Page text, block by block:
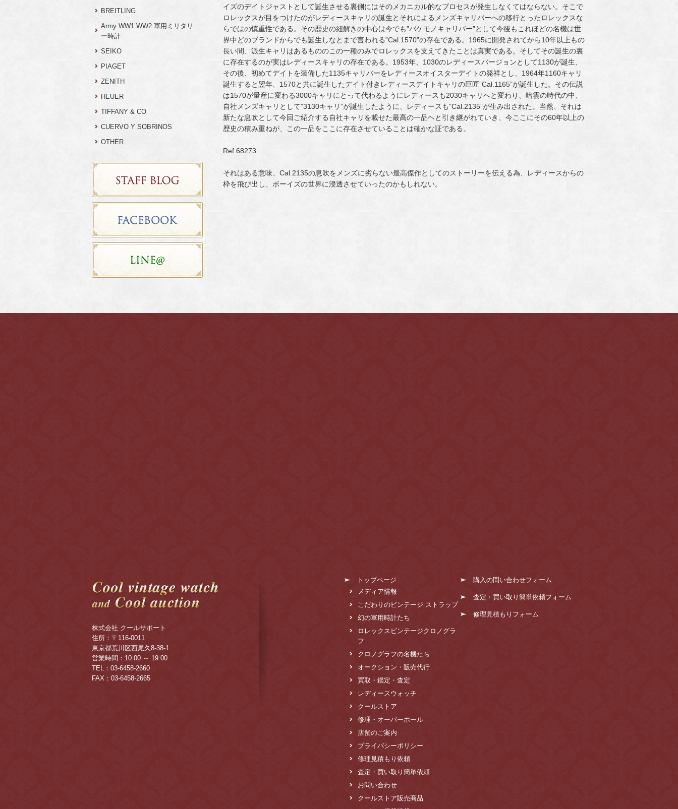
イズのデイトジャストとして誕生させる裏側にはそのメカニカル的なプロセスが発生しなくてはならない。そこで
ロレックスが目をつけたのがレディースキャリの誕生とそれによるメンズキャリバーへの移行とったロレックスな
らではの慎重性である。その歴史の紐解きの中心は今でも”バケモノキャリバー”として今後もこれほどの名機は世
界中どのブランドからでも誕生しなとまで言われる”Cal.1570”の存在である。1965に開発されてから10年以上もの
長い間、派生キャリはあるもののこの一種のみでロレックスを支えてきたことは真実である。そしてその誕生の裏
に存在するのが実はレディースキャリの存在である。1953年、1030のレディースバージョンとして1130が誕生、
その後、初めてデイトを装備した1135キャリバーをレディースオイスターデイトの発祥とし、1964年1160キャリ
誕生すると翌年、1570と共に誕生したデイト付きレディースデイトキャリの巨匠”Cal.1165”が誕生した。その伝説
は1570が量産に変わる3000キャリにとって代わるようにレディースも2030キャリへと変わり、暗雲の時代の中、
自社メンズキャリとして”3130キャリ”が誕生したように、レディースも”Cal.2135”が生み出された。当然、それは
新たな息吹として今回ご紹介する自社キャリを載せた最高の一品ヘと引き継がれていき、今ここにその60年以上の
歴史の積み重ねが、この一品をここに存在させていることは確かな証である。
Ref.68273
それはある意味、Cal.2135の息吹をメンズに劣らない最高傑作としてのストーリーを伝える為、レディースからの
枠を飛び出し、ボーイズの世界に浸透させていったのかもしれない。
BREITLING
Army WW1.WW2 軍用ミリタリ
ー時計
SEIKO
PIAGET
ZENITH
HEUER
TIFFANY & CO
CUERVO Y SOBRINOS
OTHER
株式会社 クールサポート
住所：〒116-0011
東京都荒川区西尾久8-38-1
営業時間：10:00 ～ 19:00
TEL：03-6458-2660
FAX：03-6458-2665
トップページ
メディア情報
こだわりのビンテージ ストラップ
幻の軍用時計たち
ロレックスビンテージクロノグラ
フ
クロノグラフの名機たち
オークション・販売代行
買取・鑑定・査定
レディースウォッチ
クールストア
修理・オーバーホール
店舗のご案内
プライバシーポリシー
修理見積もり依頼
査定・買い取り簡単依頼
お問い合わせ
クールストア販売商品
購入の問い合わせフォーム
査定・買い取り簡単依頼フォーム
修理見積もりフォーム